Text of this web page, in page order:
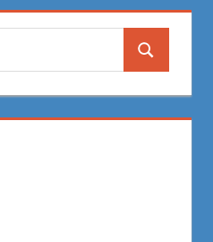
Search